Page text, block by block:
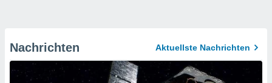
Nachrichten Aktuellste Nachrichten